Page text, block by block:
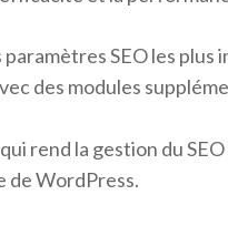
SEO les plus
des modules
rend la gestion du
de WordPress.